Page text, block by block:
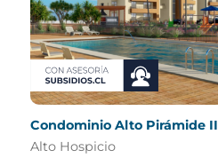
Condominio Alto Pirámide II
Alto Hospicio